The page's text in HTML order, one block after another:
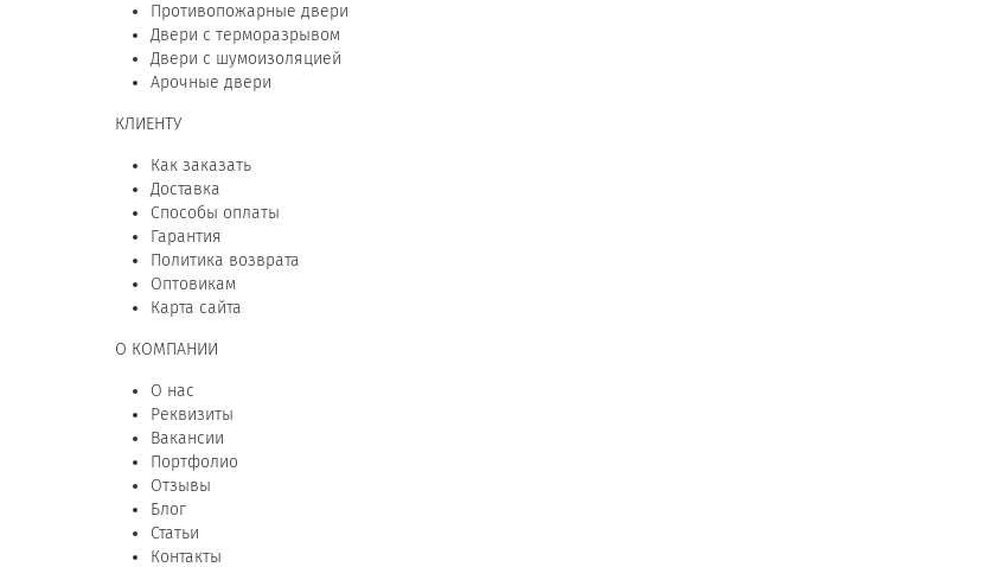
Противопожарные двери
Двери с терморазрывом
Двери с шумоизоляцией
Арочные двери
КЛИЕНТУ
Как заказать
Доставка
Способы оплаты
Гарантия
Политика возврата
Оптовикам
Карта сайта
О КОМПАНИИ
О нас
Реквизиты
Вакансии
Портфолио
Отзывы
Блог
Статьи
Контакты